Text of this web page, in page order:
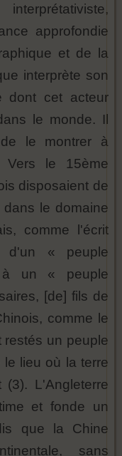
approfondie
et de la
interprète son
dont cet acteur
le monde. Il
le montrer à
Vers le 15ème
disposaient de
le domaine
comme l'écrit
d'un « peuple
à un « peuple
[de] fils de
comme le
restés un peuple
lieu où la terre
(3). L'Angleterre
et fonde un
que la Chine
sans